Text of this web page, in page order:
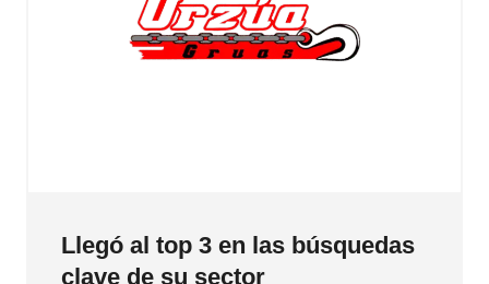
Llegó al top 3 en las búsquedas
clave de su sector